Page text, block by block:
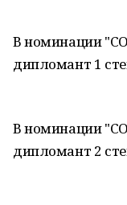
В номинации
дипломант 1
В номинации
дипломант 2